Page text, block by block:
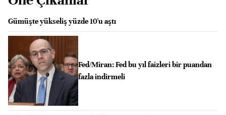
Gümüşte yükseliş yüzde 10'u aştı
Fed/Miran: Fed bu yıl faizleri bir puandan
fazla indirmeli